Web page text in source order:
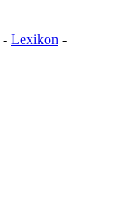
- Lexikon -